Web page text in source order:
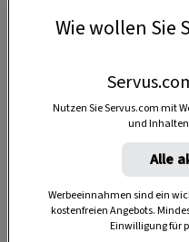
Wie wollen Sie
Nutzen Sie Servus.com mit
und
Alle
Werbeeinnahmen sind ein
kostenfreien Angebots.
Einwilligung für